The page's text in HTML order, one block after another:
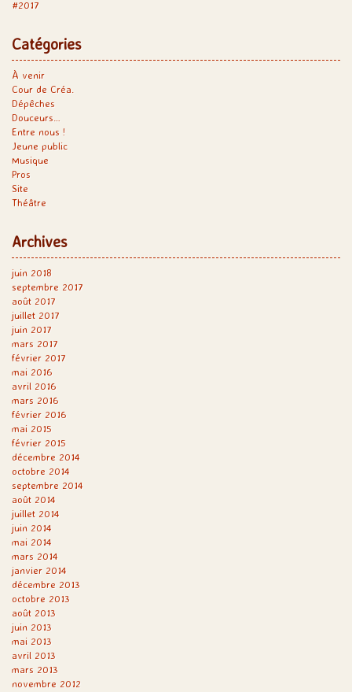
#2017
Catégories
À venir
Cour de Créa.
Dépêches
Douceurs…
Entre nous !
Jeune public
Musique
Pros
Site
Théâtre
Archives
juin 2018
septembre 2017
août 2017
juillet 2017
juin 2017
mars 2017
février 2017
mai 2016
avril 2016
mars 2016
février 2016
mai 2015
février 2015
décembre 2014
octobre 2014
septembre 2014
août 2014
juillet 2014
juin 2014
mai 2014
mars 2014
janvier 2014
décembre 2013
octobre 2013
août 2013
juin 2013
mai 2013
avril 2013
mars 2013
novembre 2012